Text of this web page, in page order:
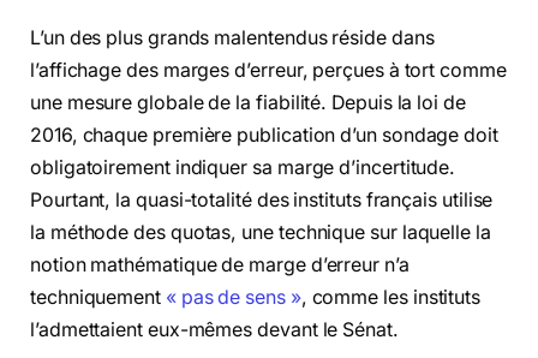
L’un des plus grands malentendus réside dans
l’affichage des marges d’erreur, perçues à tort comme
une mesure globale de la fiabilité. Depuis la loi de
2016, chaque première publication d’un sondage doit
obligatoirement indiquer sa marge d’incertitude.
Pourtant, la quasi-totalité des instituts français utilise
la méthode des quotas, une technique sur laquelle la
notion mathématique de marge d’erreur n’a
techniquement « pas de sens », comme les instituts
l’admettaient eux-mêmes devant le Sénat.